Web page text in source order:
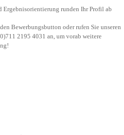
Ergebnisorientierung runden Ihr Profil ab
Bewerbungsbutton oder rufen Sie unseren
2195 4031 an, um vorab weitere